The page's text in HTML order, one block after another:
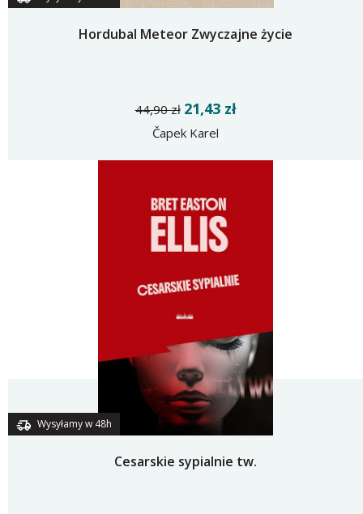
Hordubal Meteor Zwyczajne życie
44,90 zł 21,43 zł
Čapek Karel
Wysyłamy w 48h
Cesarskie sypialnie tw.